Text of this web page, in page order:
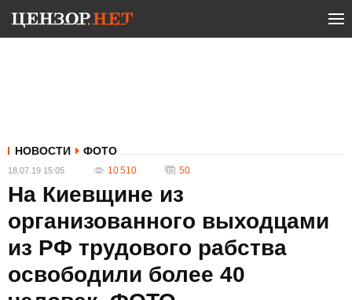
НОВОСТИ ФОТО
18.07.19 15:05 10 510 50
На Киевщине из
организованного выходцами
из РФ трудового рабства
освободили более 40